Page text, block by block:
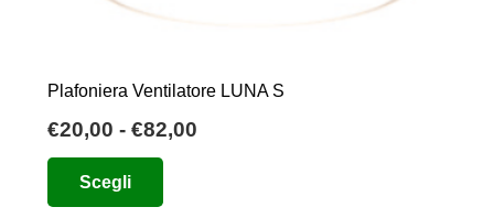
Plafoniera Ventilatore LUNA S
€20,00 - €82,00
Scegli